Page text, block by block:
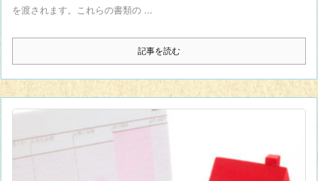
を渡されます。これらの書類の ...
記事を読む